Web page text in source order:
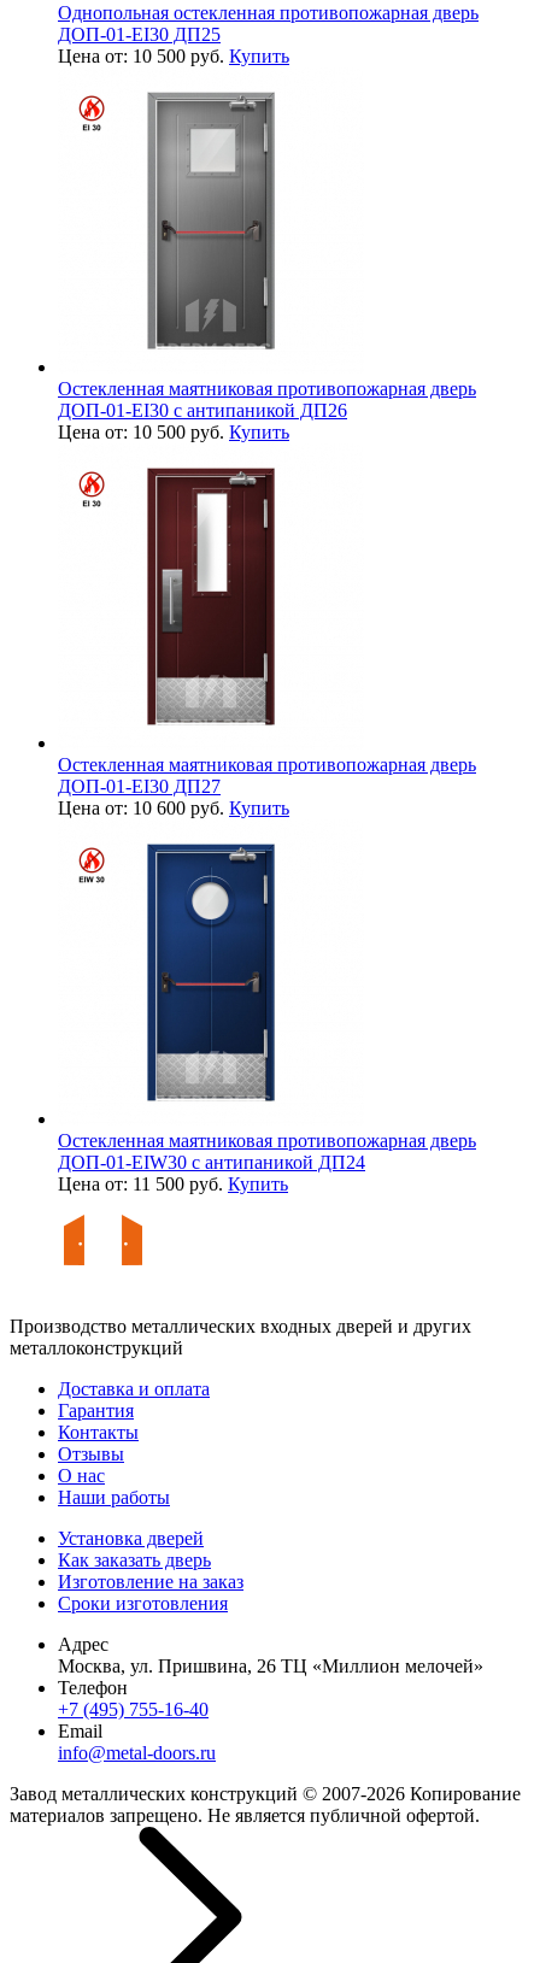
Однопольная остекленная противопожарная дверь
ДОП-01-EI30 ДП25
Цена от: 10 500 руб. Купить
Остекленная маятниковая противопожарная дверь
ДОП-01-EI30 с антипаникой ДП26
Цена от: 10 500 руб. Купить
Остекленная маятниковая противопожарная дверь
ДОП-01-EI30 ДП27
Цена от: 10 600 руб. Купить
Остекленная маятниковая противопожарная дверь
ДОП-01-EIW30 с антипаникой ДП24
Цена от: 11 500 руб. Купить
Производство металлических входных дверей и других
металлоконструкций
Доставка и оплата
Гарантия
Контакты
Отзывы
О нас
Наши работы
Установка дверей
Как заказать дверь
Изготовление на заказ
Сроки изготовления
Адрес
Москва, ул. Пришвина, 26 ТЦ «Миллион мелочей»
Телефон
+7 (495) 755-16-40
Email
info@metal-doors.ru
Завод металлических конструкций © 2007-2026 Копирование
материалов запрещено. Не является публичной офертой.